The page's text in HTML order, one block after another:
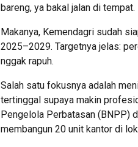
bareng, ya bakal jalan di tempat.
Makanya, Kemendagri sudah
2025–2029. Targetnya jelas:
nggak rapuh.
Salah satu fokusnya adalah
tertinggal supaya makin
Pengelola Perbatasan (BNPP)
membangun 20 unit kantor di